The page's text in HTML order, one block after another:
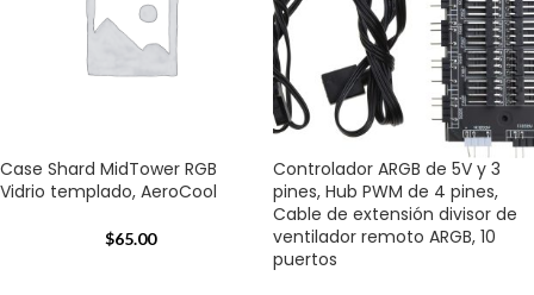
Case Shard MidTower RGB
Vidrio templado, AeroCool
$65.00
Controlador ARGB de 5V y 3
pines, Hub PWM de 4 pines,
Cable de extensión divisor de
ventilador remoto ARGB, 10
puertos